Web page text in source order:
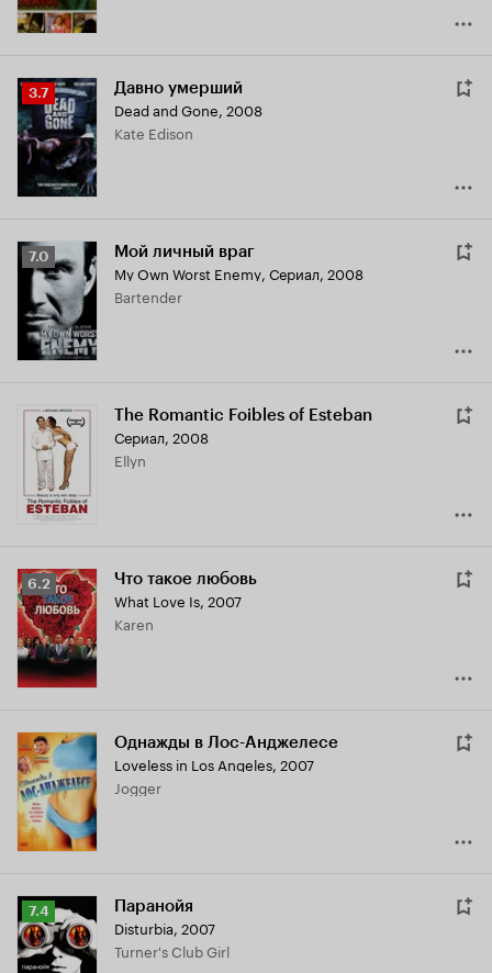
Рейтинг
Кинопоиска
3.7
3.7 Давно умерший
Dead and Gone, 2008
Kate Edison
Рейтинг
Кинопоиска
7.0
7.0 Мой личный враг
My Own Worst Enemy, Сериал, 2008
Bartender
The Romantic Foibles of Esteban
Сериал, 2008
Ellyn
Рейтинг
Кинопоиска
6.2
6.2 Что такое любовь
What Love Is, 2007
Karen
Однажды в Лос-Анджелесе
Loveless in Los Angeles, 2007
Jogger
Рейтинг
Кинопоиска
7.4
7.4 Паранойя
Disturbia, 2007
Turner's Club Girl